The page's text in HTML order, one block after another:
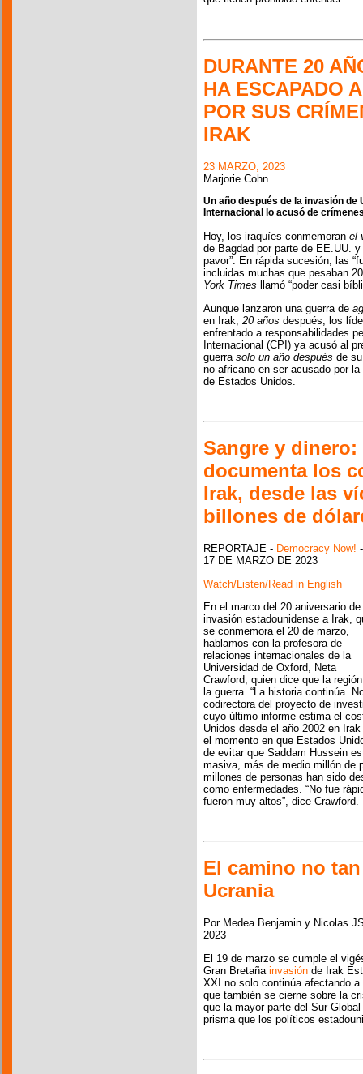
DURANTE 20
HA ESCAPADO
POR SUS
IRAK
23 MARZO, 2023
Marjorie Cohn
Un año después de la invasión de
Internacional lo acusó de
Hoy, los iraquíes conmemoran el
de Bagdad por parte de EE.UU.
pavor”. En rápida sucesión, las
incluidas muchas que pesaban
York Times llamó “poder casi
Aunque lanzaron una guerra de
en Irak, 20 años después, los
enfrentado a responsabilidades
Internacional (CPI) ya acusó al
guerra solo un año después de
no africano en ser acusado por
de Estados Unidos.
Sangre y
documenta los
Irak, desde las
billones de
REPORTAJE - Democracy Now! -
17 DE MARZO DE 2023
Watch/Listen/Read in English
En el marco del 20 aniversario de
invasión estadounidense a Irak,
se conmemora el 20 de marzo,
hablamos con la profesora de
relaciones internacionales de la
Universidad de Oxford, Neta
Crawford, quien dice que la
la guerra. “La historia continúa.
codirectora del proyecto de
cuyo último informe estima el
Unidos desde el año 2002 en
el momento en que Estados
de evitar que Saddam Hussein
masiva, más de medio millón de
millones de personas han sido
como enfermedades. “No fue
fueron muy altos”, dice Crawford.
El camino no
Ucrania
Por Medea Benjamin y Nicolas
2023
El 19 de marzo se cumple el
Gran Bretaña invasión de Irak
XXI no solo continúa afectando
que también se cierne sobre la
que la mayor parte del Sur
prisma que los políticos